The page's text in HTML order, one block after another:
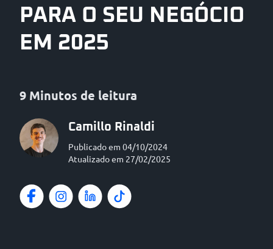
PARA O SEU NEGÓCIO
EM 2025
9 Minutos de leitura
Camillo Rinaldi
Publicado em 04/10/2024
Atualizado em 27/02/2025